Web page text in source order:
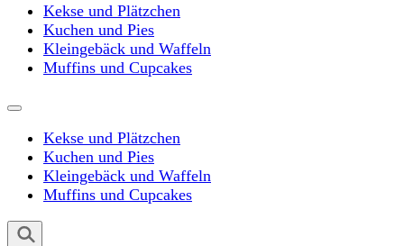
Kekse und Plätzchen
Kuchen und Pies
Kleingebäck und Waffeln
Muffins und Cupcakes
Kekse und Plätzchen
Kuchen und Pies
Kleingebäck und Waffeln
Muffins und Cupcakes